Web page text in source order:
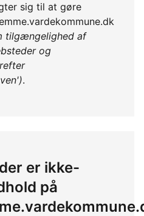
sig til at gøre
tilgængelighed af
og
.
er ikke-
på